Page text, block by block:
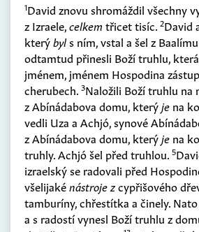
1David znovu shromáždil všechny
z Izraele,celkem třicet tisíc. 2David
kterýbyls ním, vstal a šel z Baalímu
odtamtud přinesli Boží truhlu, která
jménem, jménem Hospodina
cherubech. 3Naložili Boží truhlu na
z Abínádabova domu, kterýje na
vedli Uza a Achjó, synové
z Abínádabova domu, kterýje na
truhly. Achjó šel před truhlou. 5
izraelský se radovali před
všelijakénástroje zcypřišového
tamburíny, chřestítka a činely.
a s radostí vynesl Boží truhlu z